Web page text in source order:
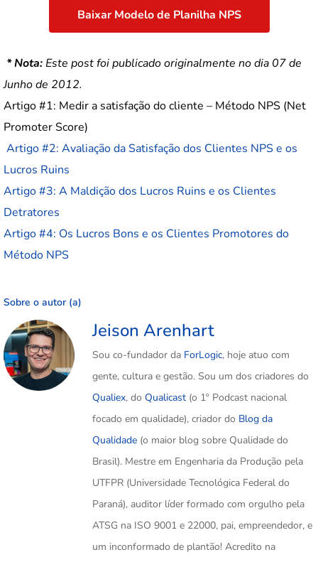
Baixar Modelo de Planilha NPS
* Nota: Este post foi publicado originalmente no dia 07 de
Junho de 2012.
Artigo #1: Medir a satisfação do cliente – Método NPS (Net
Promoter Score)
Artigo #2: Avaliação da Satisfação dos Clientes NPS e os
Lucros Ruins
Artigo #3: A Maldição dos Lucros Ruins e os Clientes
Detratores
Artigo #4: Os Lucros Bons e os Clientes Promotores do
Método NPS
Sobre o autor (a)
Jeison Arenhart
Sou co-fundador da ForLogic, hoje atuo com
gente, cultura e gestão. Sou um dos criadores do
Qualiex, do Qualicast (o 1º Podcast nacional
focado em qualidade), criador do Blog da
Qualidade (o maior blog sobre Qualidade do
Brasil). Mestre em Engenharia da Produção pela
UTFPR (Universidade Tecnológica Federal do
Paraná), auditor líder formado com orgulho pela
ATSG na ISO 9001 e 22000, pai, empreendedor, e
um inconformado de plantão! Acredito na